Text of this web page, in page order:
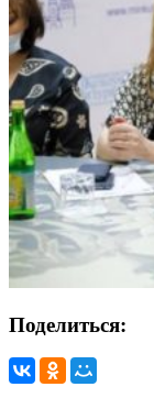
Поделиться: